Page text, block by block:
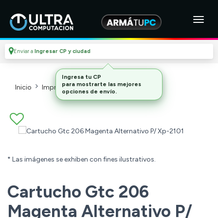
Enviar a Ingresar CP y ciudad
Inicio Impresoras Y Cartuchos Cartuchos
* Las imágenes se exhiben con fines ilustrativos.
Cartucho Gtc 206
Magenta Alternativo P/